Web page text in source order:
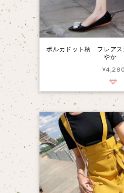
ポルカドット柄 フレア
やか
¥4,280